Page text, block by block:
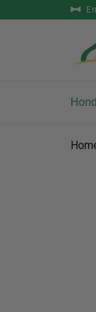
Hond